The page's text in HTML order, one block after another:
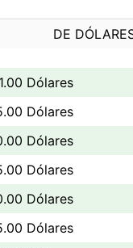
DE
1.00 Dólares
Dólares
Dólares
Dólares
Dólares
Dólares